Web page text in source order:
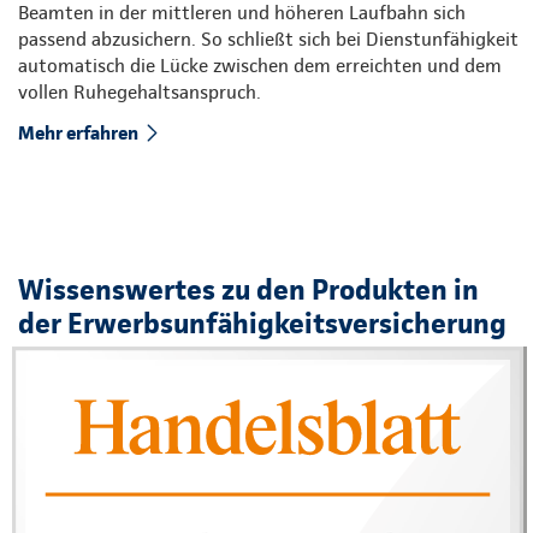
Beamten in der mittleren und höheren Laufbahn sich
passend abzusichern. So schließt sich bei Dienstunfähigkeit
automatisch die Lücke zwischen dem erreichten und dem
vollen Ruhegehaltsanspruch.
Mehr erfahren
Wissenswertes zu den Produkten in
der Erwerbsunfähigkeitsversicherung